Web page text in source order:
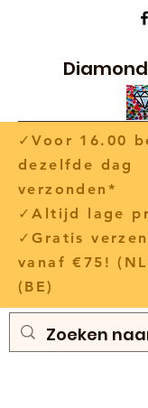
✓Voor 16.00
dezelfde dag
✓Altijd lage
✓Gratis
vanaf €75!
(BE)